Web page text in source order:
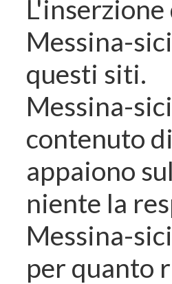
Messina-
questi siti.
Messina-
contenuto
appaiono
niente la
Messina-
per quanto